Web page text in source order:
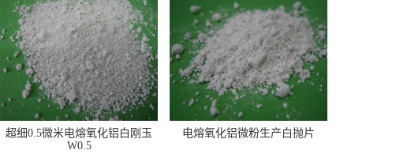
超细0.5微米电熔氧化铝白刚玉
W0.5
电熔氧化铝微粉生产白抛片